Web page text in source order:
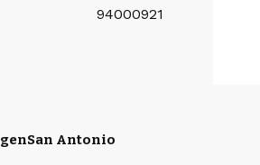
94000921
San Antonio